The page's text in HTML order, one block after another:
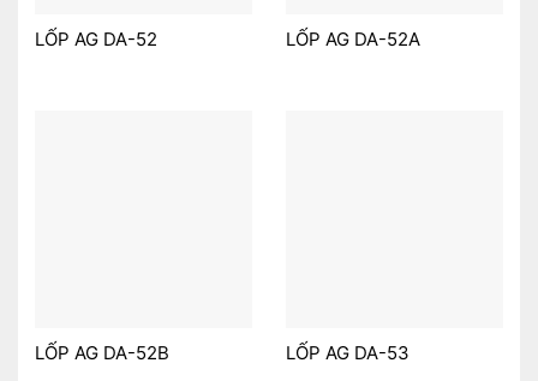
LỐP AG DA-52 LỐP AG DA-52A
LỐP AG DA-52B LỐP AG DA-53